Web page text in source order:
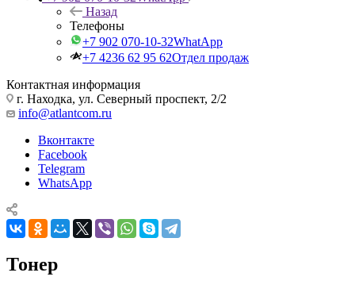
Назад
Телефоны
+7 902 070-10-32WhatApp
+7 4236 62 95 62Отдел продаж
Контактная информация
г. Находка, ул. Северный проспект, 2/2
info@atlantcom.ru
Вконтакте
Facebook
Telegram
WhatsApp
Тонер